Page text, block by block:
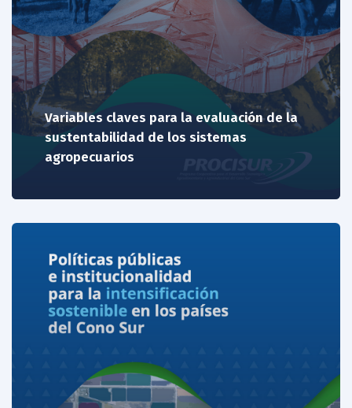
Variables claves para la evaluación de la
sustentabilidad de los sistemas
agropecuarios